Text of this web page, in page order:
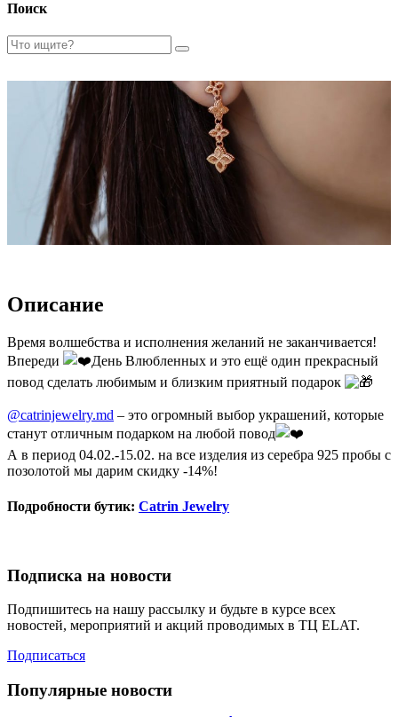
Поиск
Описание
Время волшебства и исполнения желаний не заканчивается!
Впереди
День Влюбленных и это ещё один прекрасный
повод сделать любимым и близким приятный подарок
@catrinjewelry.md – это огромный выбор украшений, которые
станут отличным подарком на любой повод
А в период 04.02.-15.02. на все изделия из серебра 925 пробы с
позолотой мы дарим скидку -14%!
Подробности бутик: Catrin Jewelry
Подписка на новости
Подпишитесь на нашу рассылку и будьте в курсе всех
новостей, мероприятий и акций проводимых в ТЦ ELAT.
Подписаться
Популярные новости